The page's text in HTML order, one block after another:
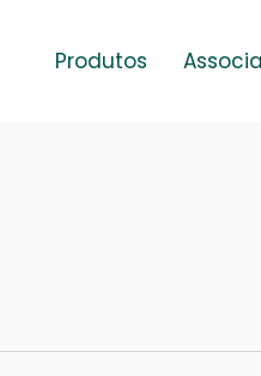
Produtos